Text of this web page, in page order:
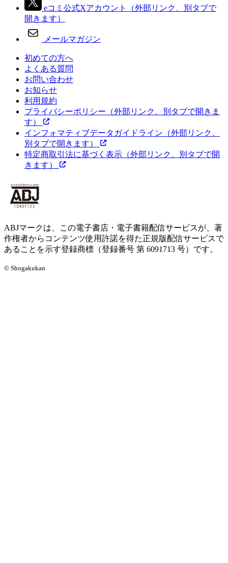
eコミ公式Xアカウント
（外部リンク、別タブで
開きます）
メールマガジン
初めての方へ
よくある質問
お問い合わせ
お知らせ
利用規約
プライバシーポリシー （外部リンク、別タブで開きま
す）
インフォマティブデータガイドライン （外部リンク、
別タブで開きます）
特定商取引法に基づく表示 （外部リンク、別タブで開
きます）
ABJマークは、この電子書店・電子書籍配信サービスが、著
作権者からコンテンツ使用許諾を得た正規版配信サービスで
あることを示す登録商標（登録番号 第 6091713 号）です。
© Shogakukan